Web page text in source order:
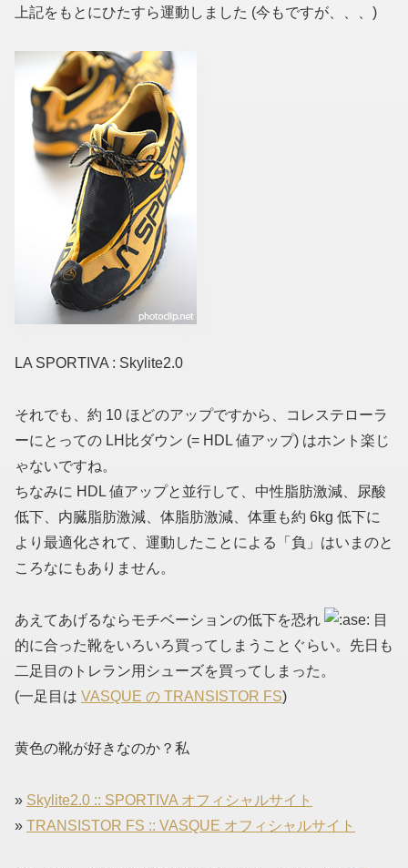
上記をもとにひたすら運動しました (今もですが、、、)
LA SPORTIVA : Skylite2.0
それでも、約 10 ほどのアップですから、コレステローラ
ーにとっての LH比ダウン (= HDL 値アップ) はホント楽じ
ゃないですね。
ちなみに HDL 値アップと並行して、中性脂肪激減、尿酸
低下、内臓脂肪激減、体脂肪激減、体重も約 6kg 低下に
より最適化されて、運動したことによる「負」はいまのと
ころなにもありません。
あえてあげるならモチベーションの低下を恐れ
目
的に合った靴をいろいろ買ってしまうことぐらい。先日も
二足目のトレラン用シューズを買ってしまった。
(一足目は VASQUE の TRANSISTOR FS)
黄色の靴が好きなのか？私
» Skylite2.0 :: SPORTIVA オフィシャルサイト
» TRANSISTOR FS :: VASQUE オフィシャルサイト